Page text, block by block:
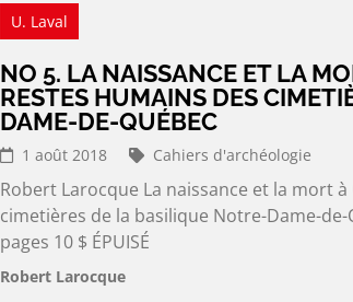
U. Laval
NO 5. LA NAISSANCE ET LA
RESTES HUMAINS DES
DAME-DE-QUÉBEC
1 août 2018 Cahiers d'archéologie
Robert Larocque La naissance et la mort
cimetières de la basilique Notre-Dame-de-
pages 10 $ ÉPUISÉ
Robert Larocque